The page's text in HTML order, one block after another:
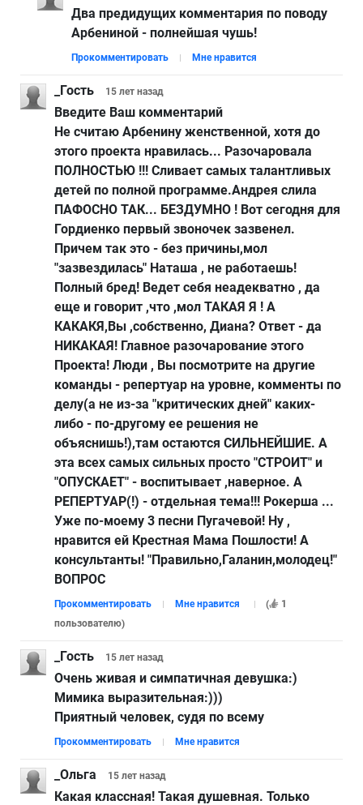
Два предидущих комментария по поводу
Арбениной - полнейшая чушь!
Прокомментировать Мне нравится
_Гость 15 лет назад
Введите Ваш комментарий
Не считаю Арбенину женственной, хотя до
этого проекта нравилась... Разочаровала
ПОЛНОСТЬЮ !!! Сливает самых талантливых
детей по полной программе.Андрея слила
ПАФОСНО ТАК... БЕЗДУМНО ! Вот сегодня для
Гордиенко первый звоночек зазвенел.
Причем так это - без причины,мол
"зазвездилась" Наташа , не работаешь!
Полный бред! Ведет себя неадекватно , да
еще и говорит ,что ,мол ТАКАЯ Я ! А
КАКАКЯ,Вы ,собственно, Диана? Ответ - да
НИКАКАЯ! Главное разочарование этого
Проекта! Люди , Вы посмотрите на другие
команды - репертуар на уровне, комменты по
делу(а не из-за "критических дней" каких-
либо - по-другому ее решения не
объяснишь!),там остаются СИЛЬНЕЙШИЕ. А
эта всех самых сильных просто "СТРОИТ" и
"ОПУСКАЕТ" - воспитывает ,наверное. А
РЕПЕРТУАР(!) - отдельная тема!!! Рокерша ...
Уже по-моему 3 песни Пугачевой! Ну ,
нравится ей Крестная Мама Пошлости! А
консультанты! "Правильно,Галанин,молодец!"
ВОПРОС
Прокомментировать Мне нравится (
1
пользователю)
_Гость 15 лет назад
Очень живая и симпатичная девушка:)
Мимика выразительная:)))
Приятный человек, судя по всему
Прокомментировать Мне нравится
_Ольга 15 лет назад
Какая классная! Такая душевная. Только